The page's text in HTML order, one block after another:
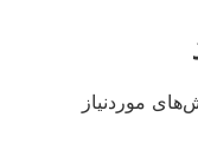
موردنیاز